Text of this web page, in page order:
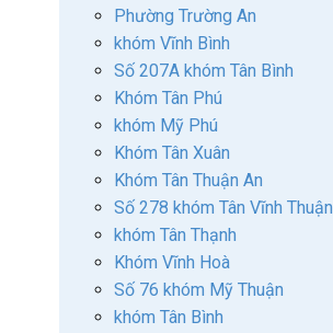
Phường Trường An
khóm Vĩnh Bình
Số 207A khóm Tân Bình
Khóm Tân Phú
khóm Mỹ Phú
Khóm Tân Xuân
Khóm Tân Thuận An
Số 278 khóm Tân Vĩnh Thuận
khóm Tân Thạnh
Khóm Vĩnh Hoà
Số 76 khóm Mỹ Thuận
khóm Tân Bình